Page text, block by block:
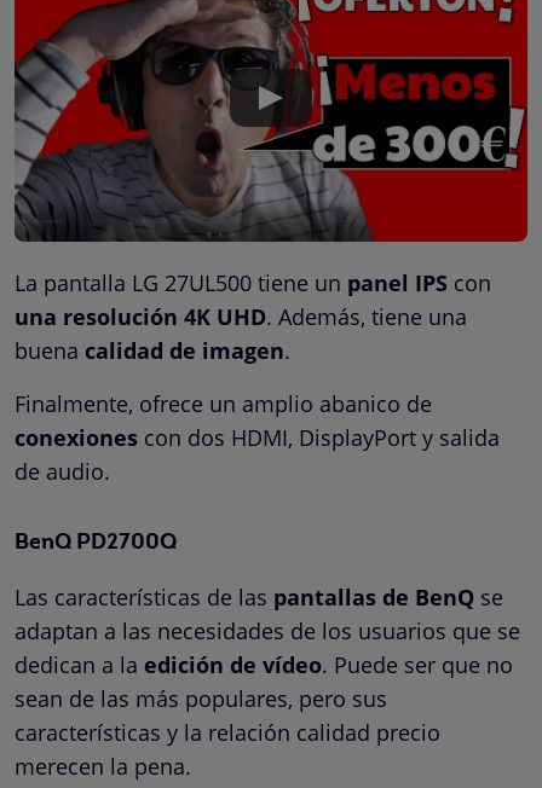
La pantalla LG 27UL500 tiene un panel IPS con
una resolución 4K UHD. Además, tiene una
buena calidad de imagen.
Finalmente, ofrece un amplio abanico de
conexiones con dos HDMI, DisplayPort y salida
de audio.
BenQ PD2700Q
Las características de las pantallas de BenQ se
adaptan a las necesidades de los usuarios que se
dedican a la edición de vídeo. Puede ser que no
sean de las más populares, pero sus
características y la relación calidad precio
merecen la pena.